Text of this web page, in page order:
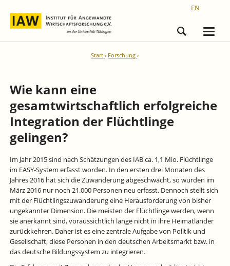
EN
Start Forschung
Wie kann eine
gesamtwirtschaftlich erfolgreiche
Integration der Flüchtlinge
gelingen?
Im Jahr 2015 sind nach Schätzungen des IAB ca. 1,1 Mio. Flüchtlinge
im EASY-System erfasst worden. In den ersten drei Monaten des
Jahres 2016 hat sich die Zuwanderung abgeschwächt, so wurden im
März 2016 nur noch 21.000 Personen neu erfasst. Dennoch stellt sich
mit der Flüchtlingszuwanderung eine Herausforderung von bisher
ungekannter Dimension. Die meisten der Flüchtlinge werden, wenn
sie anerkannt sind, voraussichtlich lange nicht in ihre Heimatländer
zurückkehren. Daher ist es eine zentrale Aufgabe von Politik und
Gesellschaft, diese Personen in den deutschen Arbeitsmarkt bzw. in
das deutsche Bildungssystem zu integrieren.